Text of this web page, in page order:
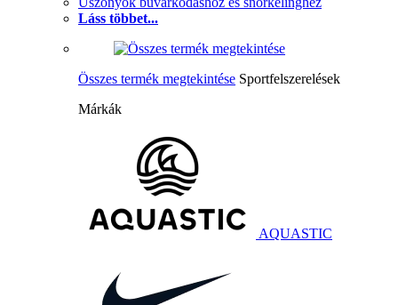
Láss többet...
Összes termék megtekintése Sportfelszerelések
Márkák
AQUASTIC